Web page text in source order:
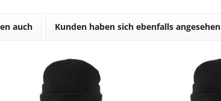
auch Kunden haben sich ebenfalls angesehen